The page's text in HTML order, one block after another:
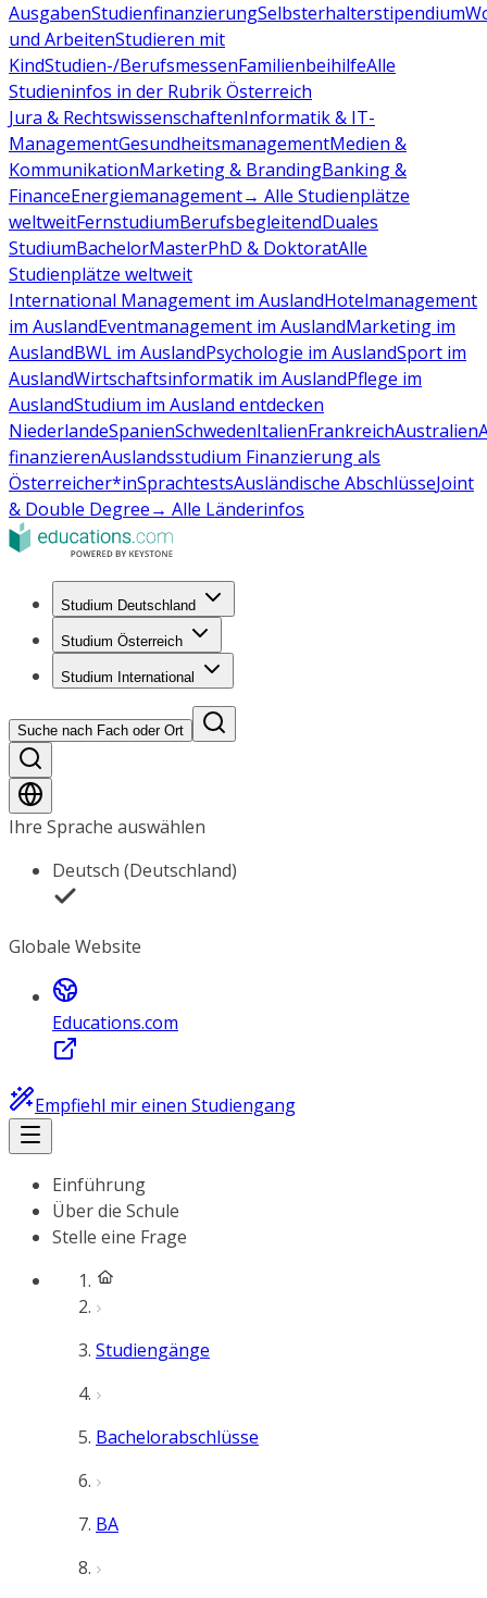
AusgabenStudienfinanzierungSelbsterhalterstipendium
und ArbeitenStudieren mit
KindStudien-/BerufsmessenFamilienbeihilfeAlle
Studieninfos in der Rubrik Österreich
Jura & RechtswissenschaftenInformatik & IT-
ManagementGesundheitsmanagementMedien &
KommunikationMarketing & BrandingBanking &
FinanceEnergiemanagement→ Alle Studienplätze
weltweitFernstudiumBerufsbegleitendDuales
StudiumBachelorMasterPhD & DoktoratAlle
Studienplätze weltweit
International Management im AuslandHotelmanagement
im AuslandEventmanagement im AuslandMarketing im
AuslandBWL im AuslandPsychologie im AuslandSport im
AuslandWirtschaftsinformatik im AuslandPflege im
AuslandStudium im Ausland entdecken
NiederlandeSpanienSchwedenItalienFrankreichAustralien
finanzierenAuslandsstudium Finanzierung als
Österreicher*inSprachtestsAusländische AbschlüsseJoint
& Double Degree→ Alle Länderinfos
Studium Deutschland
Studium Österreich
Studium International
Suche nach Fach oder Ort
Ihre Sprache auswählen
Deutsch (Deutschland)
Globale Website
Educations.com
Empfiehl mir einen Studiengang
Einführung
Über die Schule
Stelle eine Frage
Studiengänge
Bachelorabschlüsse
BA